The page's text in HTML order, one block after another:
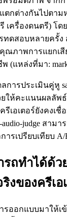
ตกต่างกันไปตาม
ครื่องดนตรี) โดย
ดสอบหลายครั้ง
คุณภาพการแยกเ
(แหล่งที่มา:
ารประเมินคู่หู
ให้คะแนนผลลัพธ์
เอเตอร์ยังคงเชื่
judge สามา
รเปรียบเทียบ A/
ถทำได้ด้ว
งของครีเอ
รออกแบบมาให้เ